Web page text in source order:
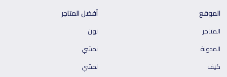
الموقع
المتاجر
المدونة
كيف
أفضل المتاجر
نون
نمشي
نمشي